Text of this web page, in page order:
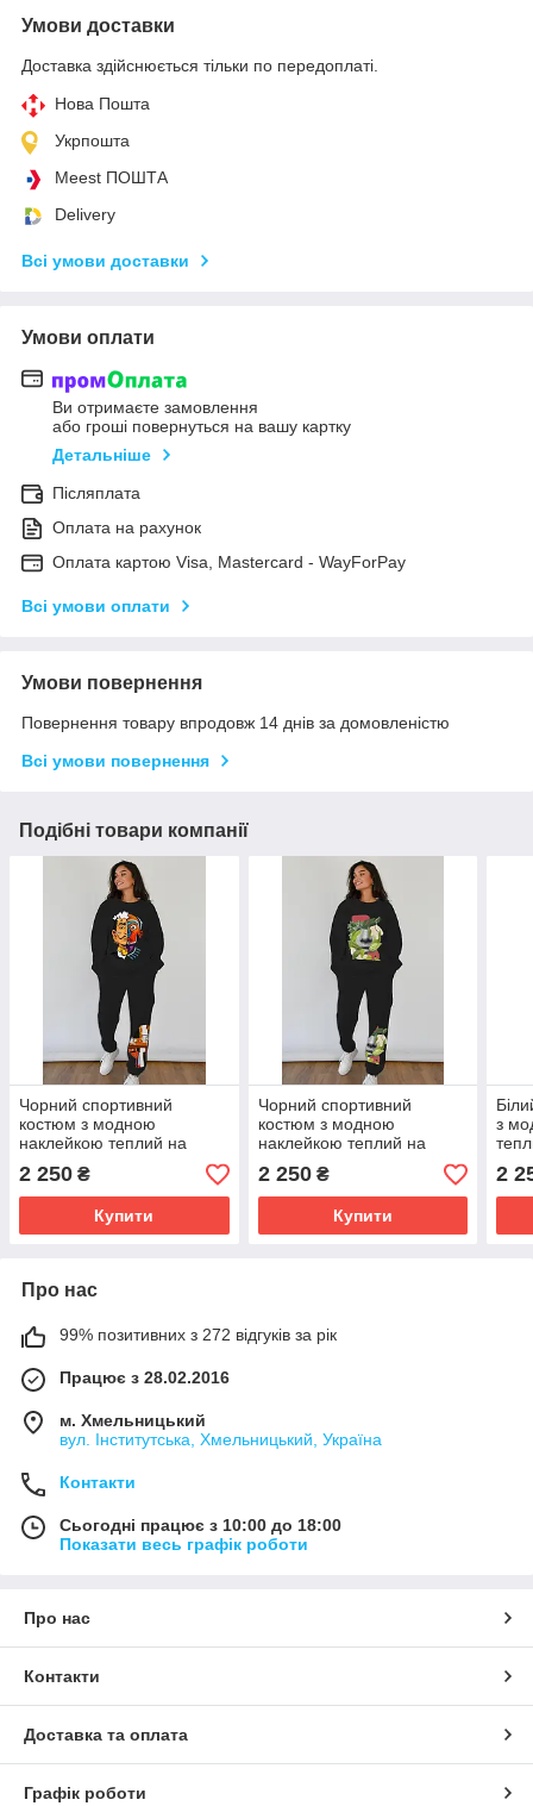
Умови доставки
Доставка здійснюється тільки по передоплаті.
Нова Пошта
Укрпошта
Meest ПОШТА
Delivery
Всі умови доставки
Умови оплати
Ви отримаєте замовлення
або гроші повернуться на вашу картку
Детальніше
Післяплата
Оплата на рахунок
Оплата картою Visa, Mastercard - WayForPay
Всі умови оплати
Умови повернення
Повернення товару впродовж 14 днів за домовленістю
Всі умови повернення
Подібні товари компанії
Чорний спортивний
костюм з модною
наклейкою теплий на
2 250 ₴
Купити
Чорний спортивний
костюм з модною
наклейкою теплий на
2 250₴
Купити
з
2
Про нас
99% позитивних з 272 відгуків за рік
Працює з 28.02.2016
м. Хмельницький
вул. Інститутська, Хмельницький, Україна
Контакти
Сьогодні працює з 10:00 до 18:00
Показати весь графік роботи
Про нас
Контакти
Доставка та оплата
Графік роботи